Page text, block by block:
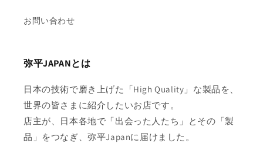
お問い合わせ
弥平JAPANとは
日本の技術で磨き上げた「High Quality」な製品を、
世界の皆さまに紹介したいお店です。
店主が、日本各地で「出会った人たち」とその「製
品」をつなぎ、弥平Japanに届けました。